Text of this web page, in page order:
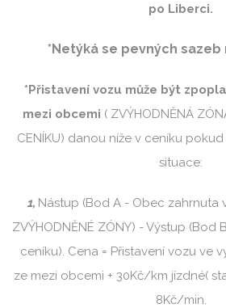
po Liberci.
*Netýká se pevných
*Přistavení vozu může být
mezi obcemi ( ZVÝHODNĚNÁ
CENÍKU) danou níže v ceníku
situace:
1, Nástup (Bod A - Obec zahrnuta
ZVÝHODNĚNÉ ZÓNY) - Výstup
ceníku). Cena = Přistavení vozu ve
ze mezi obcemi + 30Kč/km jízdné(
8Kč/min.